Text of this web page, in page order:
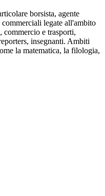
borsista, agente
legate all'ambito
e trasporti,
insegnanti. Ambiti
la matematica, la filologia,